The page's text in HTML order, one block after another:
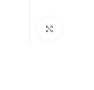
moussasoft